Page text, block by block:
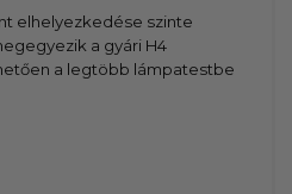
elhelyezkedése szinte
a gyári H4
a legtöbb lámpatestbe